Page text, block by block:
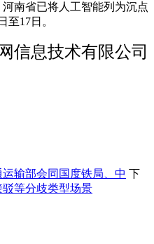
南省已将人工智能列为沉点
至17日。
信息技术有限公司
输部会同国度铁局、中 下
等分歧类型场景